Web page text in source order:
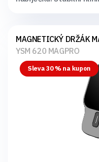
MAGNETICKÝ DRŽÁK
YSM 620 MAGPRO
Sleva 30 % na kupon